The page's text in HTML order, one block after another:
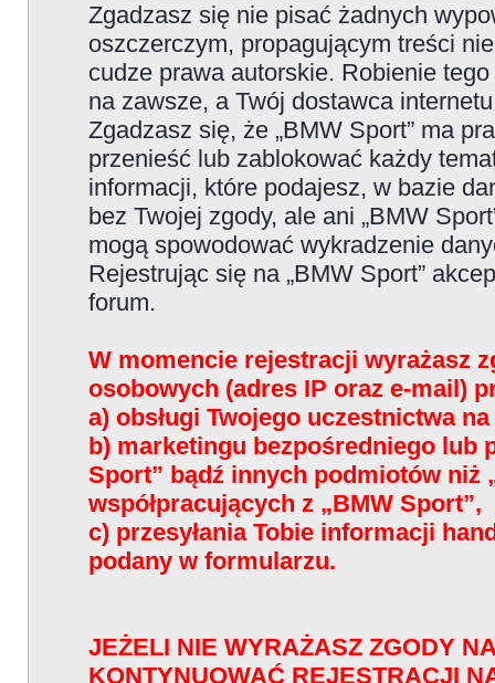
Zgadzasz się nie pisać żadnych
oszczerczym, propagującym treści
cudze prawa autorskie. Robienie
na zawsze, a Twój dostawca
Zgadzasz się, że „BMW Sport” ma
przenieść lub zablokować każdy
informacji, które podajesz, w bazie
bez Twojej zgody, ale ani „BMW
mogą spowodować wykradzenie
Rejestrując się na „BMW Sport”
forum.
W momencie rejestracji wyrażasz
osobowych (adres IP oraz e-mail)
a) obsługi Twojego uczestnictwa
b) marketingu bezpośredniego lub
Sport” bądź innych podmiotów niż
współpracujących z „BMW Sport”,
c) przesyłania Tobie informacji
podany w formularzu.
JEŻELI NIE WYRAŻASZ ZGODY
KONTYNUOWAĆ REJESTRACJI